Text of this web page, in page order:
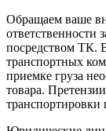
Обращаем ваше
ответственности
посредством ТК.
транспортных
приемке груза
товара.